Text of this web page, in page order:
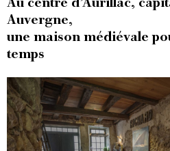
Au centre d’Aurillac,
Auvergne,
une maison médiévale
temps